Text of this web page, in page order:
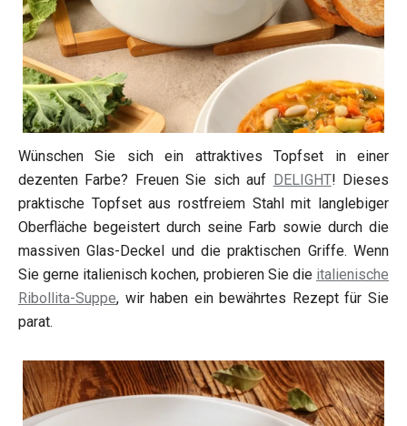
Wünschen Sie sich ein attraktives Topfset in einer
dezenten Farbe? Freuen Sie sich auf DELIGHT! Dieses
praktische Topfset aus rostfreiem Stahl mit langlebiger
Oberfläche begeistert durch seine Farb sowie durch die
massiven Glas-Deckel und die praktischen Griffe. Wenn
Sie gerne italienisch kochen, probieren Sie die italienische
Ribollita-Suppe, wir haben ein bewährtes Rezept für Sie
parat.